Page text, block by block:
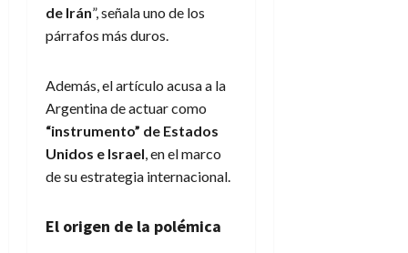
de Irán”, señala uno de los
párrafos más duros.
Además, el artículo acusa a la
Argentina de actuar como
“instrumento” de Estados
Unidos e Israel, en el marco
de su estrategia internacional.
El origen de la polémica